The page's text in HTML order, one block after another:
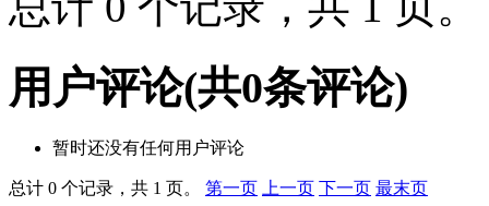
用户评论(共0条评论)
暂时还没有任何用户评论
总计 0 个记录，共 1 页。 第一页 上一页 下一页 最末页